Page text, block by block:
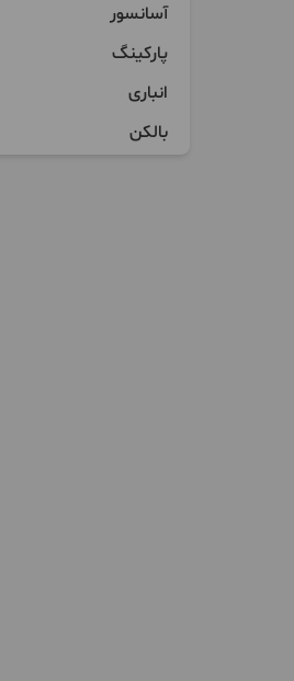
آسانسور
پارکینگ
انباری
بالکن